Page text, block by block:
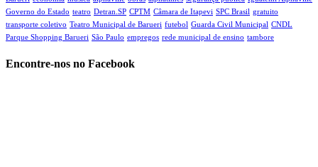
Governo do Estado teatro Detran.SP CPTM Câmara de Itapevi‬ SPC Brasil gratuito
transporte coletivo Teatro Municipal de Barueri futebol Guarda Civil Municipal CNDL
Parque Shopping Barueri São Paulo empregos rede municipal de ensino tambore
Encontre-nos no Facebook